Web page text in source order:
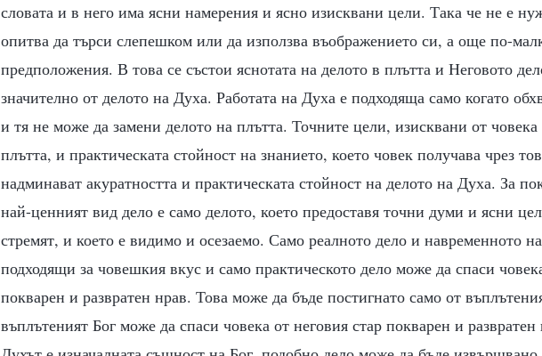
словата и в него има ясни намерения и ясно изисквани цели. Така че не е
опитва да търси слепешком или да използва въображението си, а още по-
предположения. В това се състои яснотата на делото в плътта и Неговото
значително от делото на Духа. Работата на Духа е подходяща само когато
и тя не може да замени делото на плътта. Точните цели, изисквани от човека
плътта, и практическата стойност на знанието, което човек получава чрез
надминават акуратността и практическата стойност на делото на Духа. За
най-ценният вид дело е само делото, което предоставя точни думи и ясни
стремят, и което е видимо и осезаемо. Само реалното дело и навременното
подходящи за човешкия вкус и само практическото дело може да спаси
покварен и развратен нрав. Това може да бъде постигнато само от
въплътеният Бог може да спаси човека от неговия стар покварен и